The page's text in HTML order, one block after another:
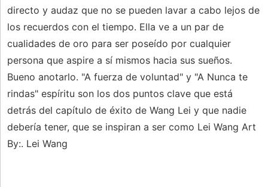
directo y audaz que no se pueden lavar a cabo lejos de
los recuerdos con el tiempo. Ella ve a un par de
cualidades de oro para ser poseído por cualquier
persona que aspire a sí mismos hacia sus sueños.
Bueno anotarlo. "A fuerza de voluntad" y "A Nunca te
rindas" espíritu son los dos puntos clave que está
detrás del capítulo de éxito de Wang Lei y que nadie
debería tener, que se inspiran a ser como Lei Wang Art
By:. Lei Wang